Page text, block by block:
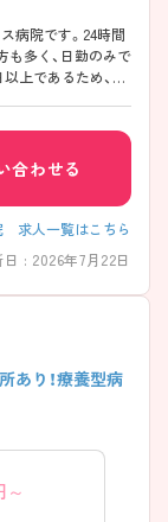
病院です。24時間
も多く、日勤のみで
上であるため、家
合わせる
求人一覧はこちら
: 2026年7月22日
あり！療養型病
～